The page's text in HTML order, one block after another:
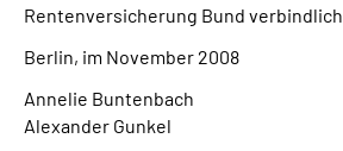
Rentenversicherung Bund verbindlich.
Berlin, im November 2008
Annelie Buntenbach
Alexander Gunkel